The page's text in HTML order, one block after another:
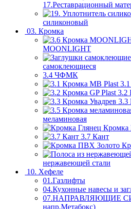
17.Реставрационный
силиконовый
03. Кромка
MOONLIGHT
самоклеющиеся
3.4 ЧФМК
3.2
3.3
меламиновая
Кромка
3.7 Кант
нержавеющей стали
10. Хефеле
01.Газлифты
04.Кухонные навесы и
07.НАПРАВЛЯЮЩИЕ
напр.Метабокс)